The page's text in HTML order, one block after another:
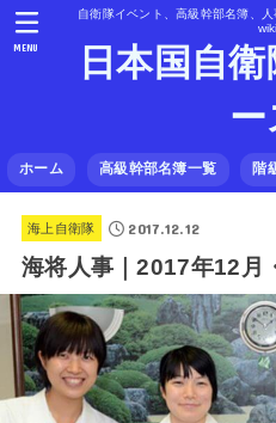
自衛隊イベント、高級幹部名簿、
wiki
日本国自
ー
ホーム 高級幹部名簿一覧 階
MENU
海上自衛隊 2017.12.12
海将人事｜2017年12月